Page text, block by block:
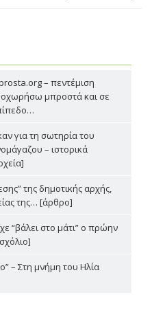
– πεντέμιση
μπροστά και σε
για τη σωτηρία του
– ιστορικά
της δημοτικής αρχής,
της… [άρθρο]
“βάλει στο μάτι” ο πρώην
– Στη μνήμη του Ηλία